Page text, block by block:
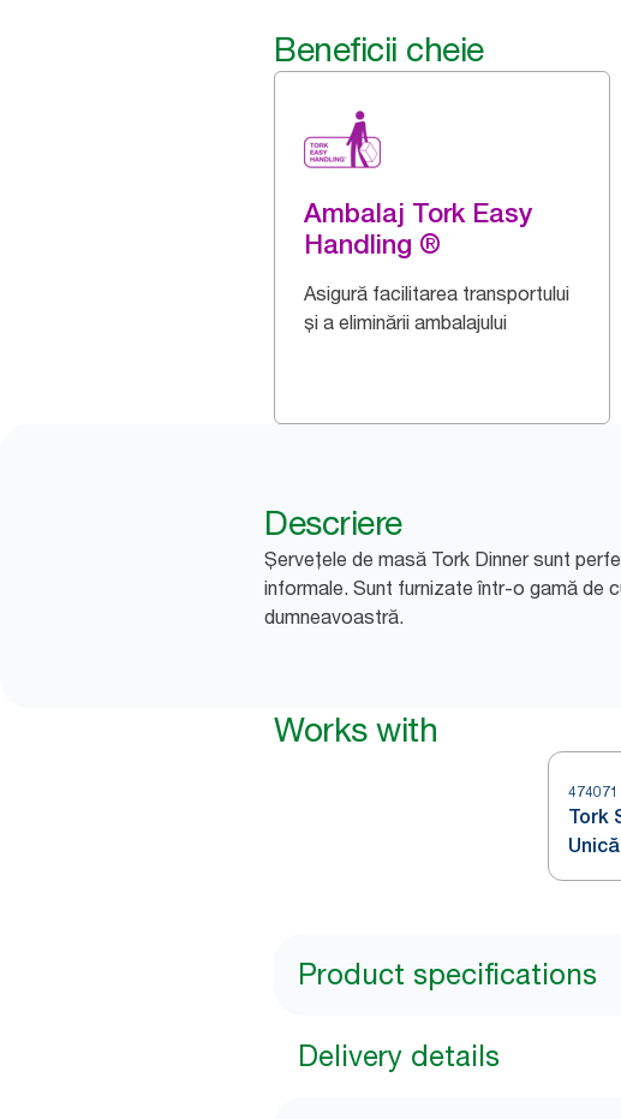
Beneficii cheie
Ambalaj Tork Easy
Handling ®
Asigură facilitarea transportului
și a eliminării ambalajului
Descriere
Șervețele de masă Tork Dinner sunt
informale. Sunt furnizate într-o gamă de
dumneavoastră.
Works with
474071
Tork
Product specifications
Delivery details